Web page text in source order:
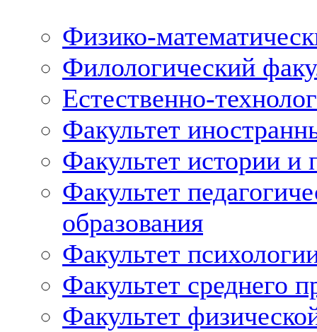
Физико-
Филологический
Естественно-
Факультет
Факультет истории и
Факультет
образования
Факультет
Факультет среднего
Факультет